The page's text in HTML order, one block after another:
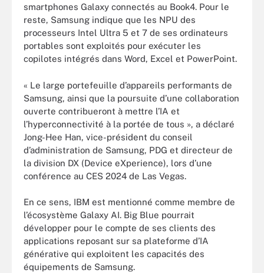
smartphones Galaxy connectés au Book4. Pour le
reste, Samsung indique que les NPU des
processeurs Intel Ultra 5 et 7 de ses ordinateurs
portables sont exploités pour exécuter les
copilotes intégrés dans Word, Excel et PowerPoint.
« Le large portefeuille d’appareils performants de
Samsung, ainsi que la poursuite d’une collaboration
ouverte contribueront à mettre l’IA et
l’hyperconnectivité à la portée de tous », a déclaré
Jong-Hee Han, vice-président du conseil
d’administration de Samsung, PDG et directeur de
la division DX (Device eXperience), lors d’une
conférence au CES 2024 de Las Vegas.
En ce sens, IBM est mentionné comme membre de
l’écosystème Galaxy AI. Big Blue pourrait
développer pour le compte de ses clients des
applications reposant sur sa plateforme d’IA
générative qui exploitent les capacités des
équipements de Samsung.